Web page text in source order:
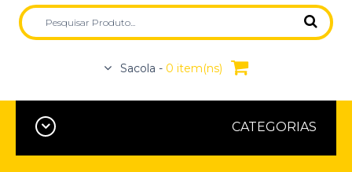
Sacola - 0 item(ns)
CATEGORIAS